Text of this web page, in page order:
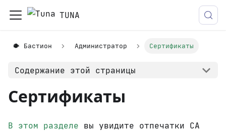
TUNA
🐡 Бастион Администратор Сертификаты
Содержание этой страницы
Сертификаты
В этом разделе вы увидите отпечатки CA